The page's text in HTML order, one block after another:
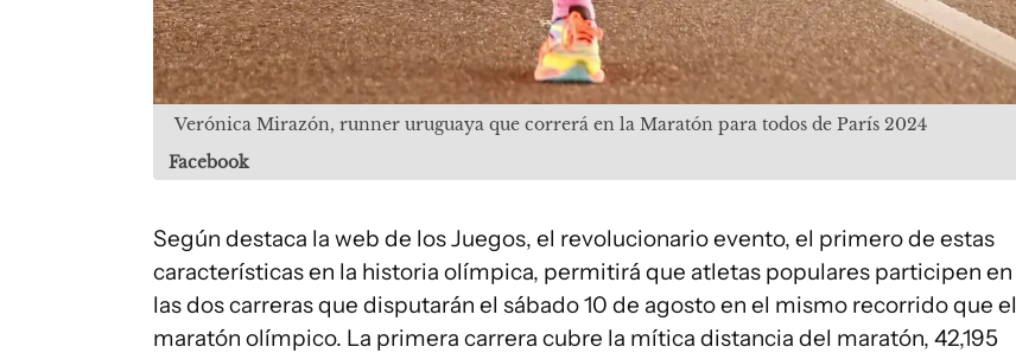
Verónica Mirazón, runner uruguaya que correrá en la Maratón para todos de París 2024
Facebook
Según destaca la web de los Juegos, el revolucionario evento, el primero de estas
características en la historia olímpica, permitirá que atletas populares participen en
las dos carreras que disputarán el sábado 10 de agosto en el mismo recorrido que el
maratón olímpico. La primera carrera cubre la mítica distancia del maratón, 42,195